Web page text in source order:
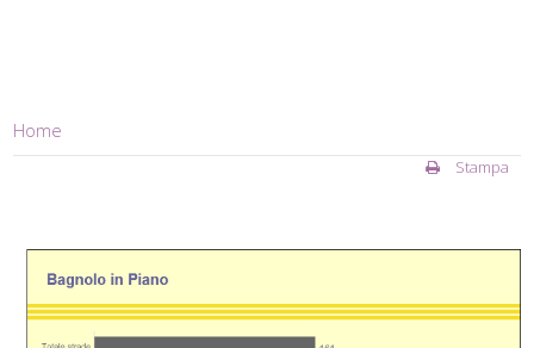
Home
Stampa